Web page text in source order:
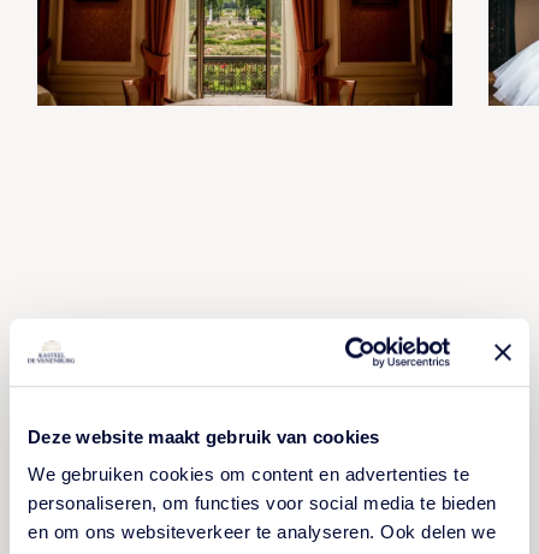
Deze website maakt gebruik van cookies
We gebruiken cookies om content en advertenties te
personaliseren, om functies voor social media te bieden
en om ons websiteverkeer te analyseren. Ook delen we
Proef de sfeer zelf op ons
landgoed tijdens een
rondleiding